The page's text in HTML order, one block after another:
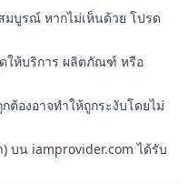
บูรณ์ หากไม่เห็นด้วย โปรด
ให้บริการ ผลิตภัณฑ์ หรือ
องอาจทำให้ถูกระงับโดยไม่
บน iamprovider.com ได้รับ